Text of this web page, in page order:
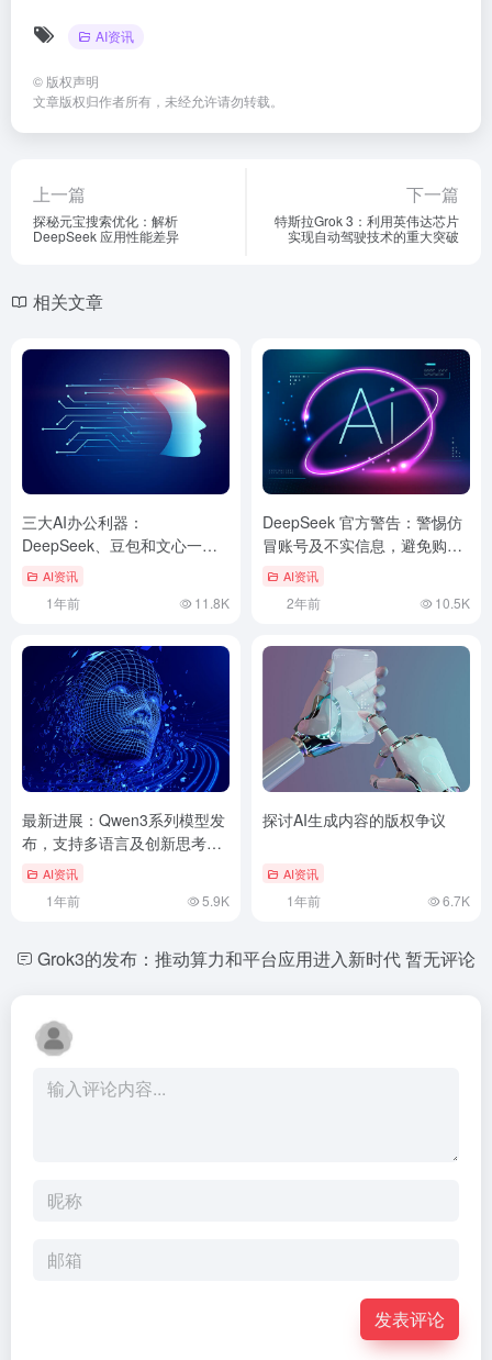
AI资讯
© 版权声明
文章版权归作者所有，未经允许请勿转载。
上一篇
探秘元宝搜索优化：解析
DeepSeek 应用性能差异
下一篇
特斯拉Grok 3：利用英伟达芯片
实现自动驾驶技术的重大突破
相关文章
三大AI办公利器：
DeepSeek、豆包和文心一言
的深度剖析
AI资讯
1年前 11.8K
DeepSeek 官方警告：警惕仿
冒账号及不实信息，避免购买
无效教程
AI资讯
2年前 10.5K
最新进展：Qwen3系列模型发
布，支持多语言及创新思考模
式 AI资讯
1年前 5.9K
探讨AI生成内容的版权争议
AI资讯
1年前 6.7K
Grok3的发布：推动算力和平台应用进入新时代暂无评论
发表评论